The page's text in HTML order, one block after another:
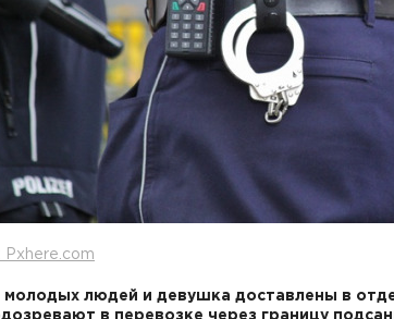
Pxhere.com
молодых людей и девушка доставлены в
в перевозке через границу